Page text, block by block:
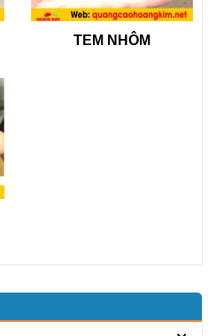
TEM NHÔM